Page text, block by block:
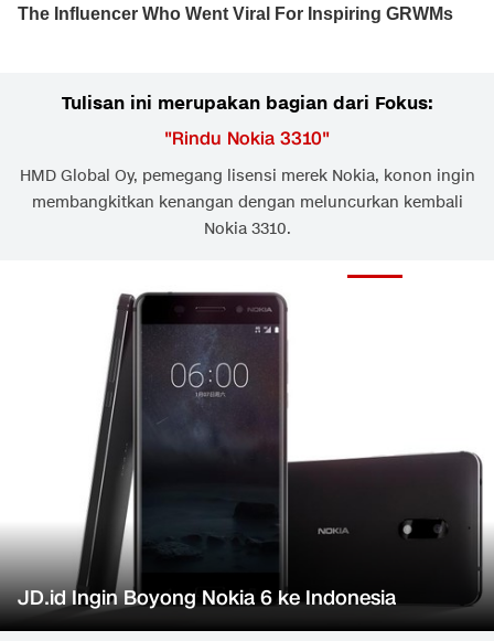
Tulisan ini merupakan bagian dari Fokus:
"Rindu Nokia 3310"
HMD Global Oy, pemegang lisensi merek Nokia, konon ingin
membangkitkan kenangan dengan meluncurkan kembali
Nokia 3310.
JD.id Ingin Boyong Nokia 6 ke Indonesia